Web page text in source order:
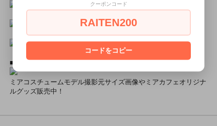
■ミアコスモデル＆カフェオリジナルグッズショップ■
ミアコスチュームモデル撮影元サイズ画像やミアカフェオリジナ
ルグッズ販売中！
クーポンコード
RAITEN200
コードをコピー